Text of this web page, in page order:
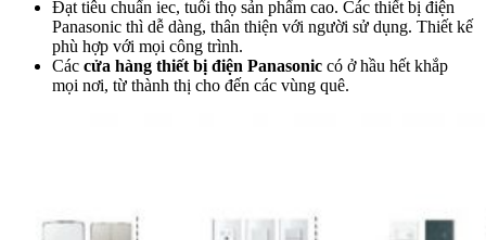
Đạt tiêu chuẩn iec, tuổi thọ sản phẩm cao. Các thiết bị điện
Panasonic thì dễ dàng, thân thiện với người sử dụng. Thiết kế
phù hợp với mọi công trình.
Các cửa hàng thiết bị điện Panasonic có ở hầu hết khắp
mọi nơi, từ thành thị cho đến các vùng quê.